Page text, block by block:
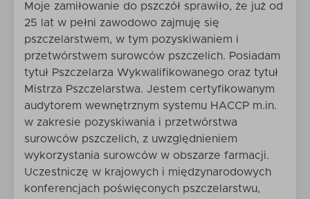
Moje zamiłowanie do pszczół sprawiło, że już od
25 lat w pełni zawodowo zajmuję się
pszczelarstwem, w tym pozyskiwaniem i
przetwórstwem surowców pszczelich. Posiadam
tytuł Pszczelarza Wykwalifikowanego oraz tytuł
Mistrza Pszczelarstwa. Jestem certyfikowanym
audytorem wewnętrznym systemu HACCP m.in.
w zakresie pozyskiwania i przetwórstwa
surowców pszczelich, z uwzględnieniem
wykorzystania surowców w obszarze farmacji.
Uczestniczę w krajowych i międzynarodowych
konferencjach poświęconych pszczelarstwu,